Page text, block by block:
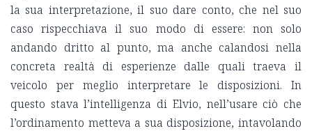
la sua interpretazione, il suo dare conto, che nel suo
caso rispecchiava il suo modo di essere: non solo
andando dritto al punto, ma anche calandosi nella
concreta realtà di esperienze dalle quali traeva il
veicolo per meglio interpretare le disposizioni. In
questo stava l’intelligenza di Elvio, nell’usare ciò che
l’ordinamento metteva a sua disposizione, intavolando